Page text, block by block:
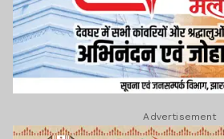
Advertisement